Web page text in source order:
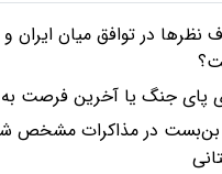
نظرها در توافق میان ایران
پای جنگ یا آخرین فرصت به
در مذاکرات مشخص